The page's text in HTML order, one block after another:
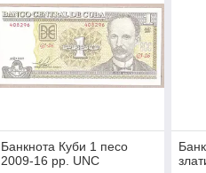
Банкнота Куби 1 песо
2009-16 рр. UNC